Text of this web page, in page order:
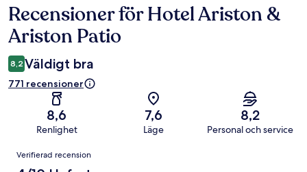
Recensioner
Recensioner för Hotel Ariston &
Ariston Patio
8,2 Väldigt bra
771 recensioner
8,6
Renlighet
7,6
Läge
8,2
Personal och service
Recensioner
Verifierad recension